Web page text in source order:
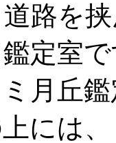
を挟
定室
丘鑑
は、